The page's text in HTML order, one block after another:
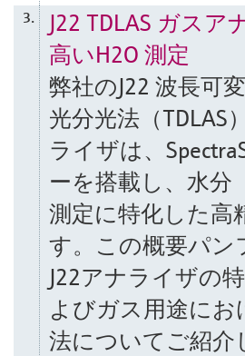
3.
J22 TDLAS ガス
高いH2O 測定
弊社のJ22 波長可
光分光法（TDLAS
ライザは、
ーを搭載し、水分
測定に特化した高
す。この概要パン
J22アナライザの
よびガス用途にお
法についてご紹介